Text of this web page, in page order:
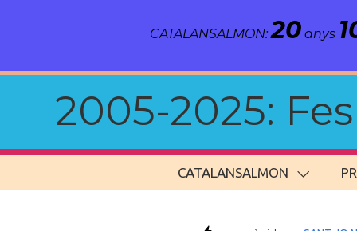
CATALANSALMON:20 anys
2005-2025:
CATALANSALMON